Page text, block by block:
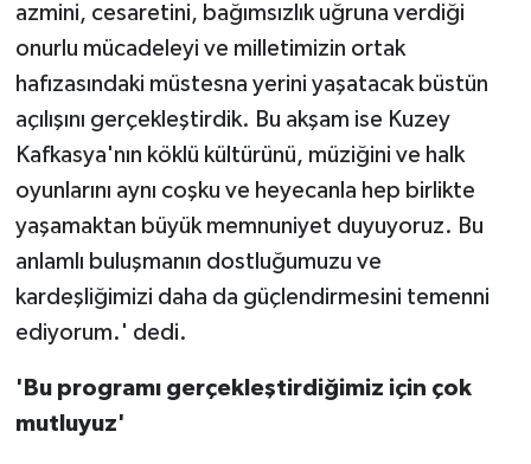
azmini, cesaretini, bağımsızlık uğruna verdiği
onurlu mücadeleyi ve milletimizin ortak
hafızasındaki müstesna yerini yaşatacak büstün
açılışını gerçekleştirdik. Bu akşam ise Kuzey
Kafkasya'nın köklü kültürünü, müziğini ve halk
oyunlarını aynı coşku ve heyecanla hep birlikte
yaşamaktan büyük memnuniyet duyuyoruz. Bu
anlamlı buluşmanın dostluğumuzu ve
kardeşliğimizi daha da güçlendirmesini temenni
ediyorum.' dedi.
'Bu programı gerçekleştirdiğimiz için çok
mutluyuz'